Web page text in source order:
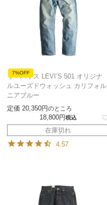
7%OFF
リーバイス LEVI’S 501 オリジナ
ルユーズドウォッシュ カリフォル
ニアブルー
定価 20,350 のところ
18,800 税込
在庫切れ
4.57